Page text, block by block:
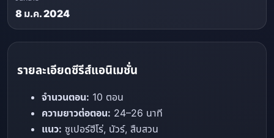
8 ม.ค. 2024
รายละเอียดซีรีส์แอนิเมชั่น
จำนวนตอน: 10 ตอน
ความยาวต่อตอน: 24–26 นาที
แนว: ซูเปอร์ฮีโร่, นัวร์, สืบสวน